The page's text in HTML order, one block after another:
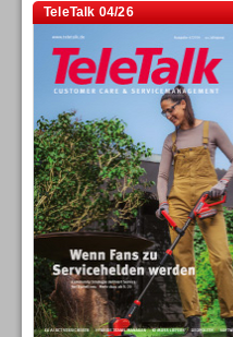
TeleTalk 04/26
TK- und ACD-Systeme